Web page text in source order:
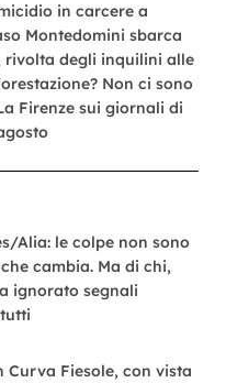
in carcere a
Montedomini sbarca
rivolta degli inquilini alle
Non ci sono
Firenze sui giornali di
Alia: le colpe non sono
cambia. Ma di chi,
ignorato segnali
Curva Fiesole, con vista